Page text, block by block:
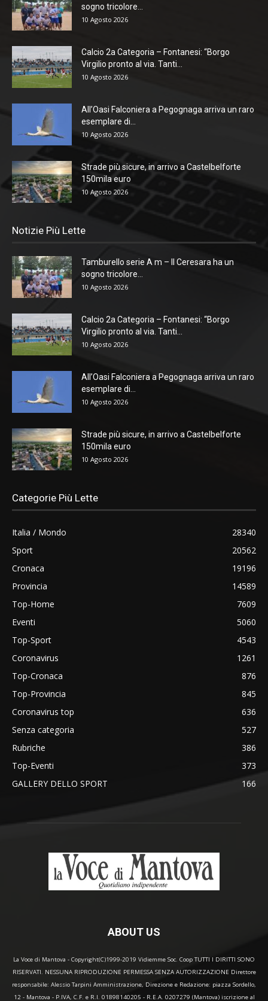
sogno tricolore...
10 Agosto 2026
Calcio 2a Categoria – Fontanesi: “Borgo
Virgilio pronto al via. Tanti...
10 Agosto 2026
All’Oasi Falconiera a Pegognaga arriva un raro
esemplare di...
10 Agosto 2026
Strade più sicure, in arrivo a Castelbelforte
150mila euro
10 Agosto 2026
Notizie Più Lette
Tamburello serie A m – Il Ceresara ha un
sogno tricolore...
10 Agosto 2026
Calcio 2a Categoria – Fontanesi: “Borgo
Virgilio pronto al via. Tanti...
10 Agosto 2026
All’Oasi Falconiera a Pegognaga arriva un raro
esemplare di...
10 Agosto 2026
Strade più sicure, in arrivo a Castelbelforte
150mila euro
10 Agosto 2026
Categorie Più Lette
Italia / Mondo
28340
Sport
20562
Cronaca
19196
Provincia
14589
Top-Home
7609
Eventi
5060
Top-Sport
4543
Coronavirus
1261
Top-Cronaca
876
Top-Provincia
845
Coronavirus top
636
Senza categoria
527
Rubriche
386
Top-Eventi
373
GALLERY DELLO SPORT
166
ABOUT US
La Voce di Mantova - Copyright(C)1999-2019 Vidiemme Soc. Coop TUTTI I DIRITTI SONO
RISERVATI. NESSUNA RIPRODUZIONE PERMESSA SENZA AUTORIZZAZIONE Direttore
responsabile: Alessio Tarpini Amministrazione, Direzione e Redazione: piazza Sordello,
12 - Mantova - P.IVA, C.F. e R.I. 01898140205 - R.E.A. 0207279 (Mantova) iscrizione al